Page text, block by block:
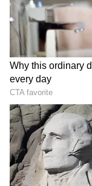
ಸರಿಯಿಲ್ಲ:
Pralhad Joshi: ಡಿಕೆ
ಆಗುವುದರಿಂದ ಏನೂ
ಜೋಶಿ ವಾಗ್ದಾಳಿ
DOWNLOAD
ಕರ್ನಾಟಕ,
ಕ್ಷಣಕ್ಷಣದ ಕನ್ನಡ
ಮಾಡಿ. ಬ್ರೇಕಿಂಗ್
ವಿಶೇಷ